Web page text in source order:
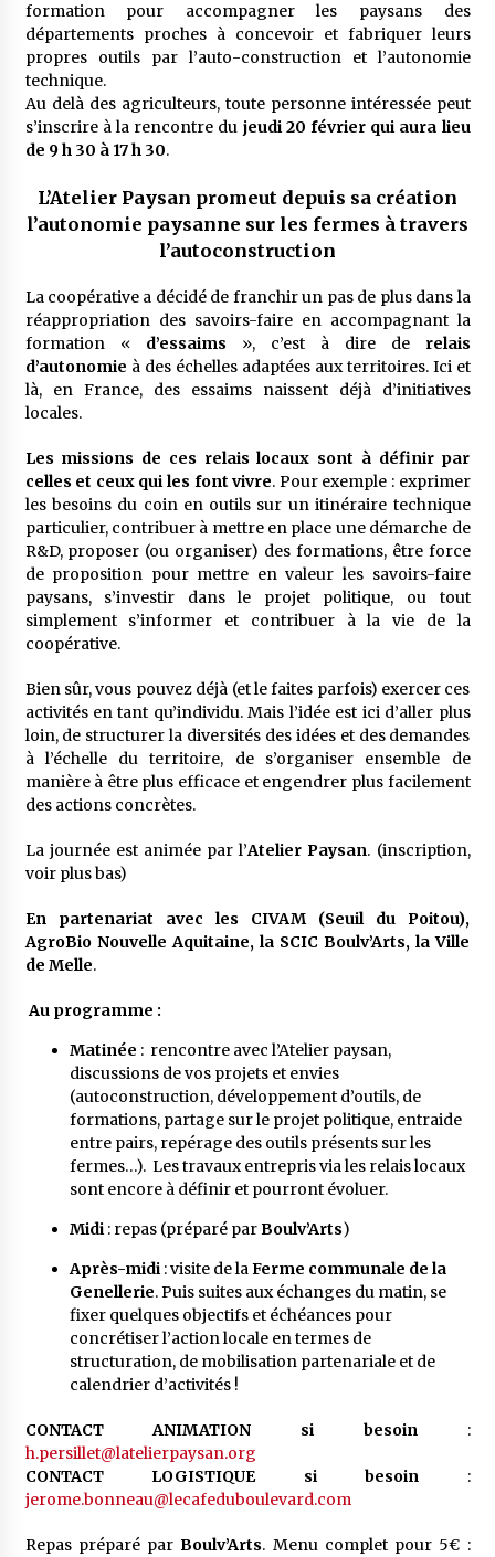
formation pour accompagner les paysans des
départements proches à concevoir et fabriquer leurs
propres outils par l’auto-construction et l’autonomie
technique.
Au delà des agriculteurs, toute personne intéressée peut
s’inscrire à la rencontre du jeudi 20 février qui aura lieu
de 9 h 30 à 17 h 30.
L’Atelier Paysan promeut depuis sa création
l’autonomie paysanne sur les fermes à travers
l’autoconstruction
La coopérative a décidé de franchir un pas de plus dans la
réappropriation des savoirs-faire en accompagnant la
formation « d’essaims », c’est à dire de relais
d’autonomie à des échelles adaptées aux territoires. Ici et
là, en France, des essaims naissent déjà d’initiatives
locales.
Les missions de ces relais locaux sont à définir par
celles et ceux qui les font vivre. Pour exemple : exprimer
les besoins du coin en outils sur un itinéraire technique
particulier, contribuer à mettre en place une démarche de
R&D, proposer (ou organiser) des formations, être force
de proposition pour mettre en valeur les savoirs-faire
paysans, s’investir dans le projet politique, ou tout
simplement s’informer et contribuer à la vie de la
coopérative.
Bien sûr, vous pouvez déjà (et le faites parfois) exercer ces
activités en tant qu’individu. Mais l’idée est ici d’aller plus
loin, de structurer la diversités des idées et des demandes
à l’échelle du territoire, de s’organiser ensemble de
manière à être plus efficace et engendrer plus facilement
des actions concrètes.
La journée est animée par l’Atelier Paysan. (inscription,
voir plus bas)
En partenariat avec les CIVAM (Seuil du Poitou),
AgroBio Nouvelle Aquitaine, la SCIC Boulv’Arts, la Ville
de Melle.
Au programme :
Matinée : rencontre avec l’Atelier paysan,
discussions de vos projets et envies
(autoconstruction, développement d’outils, de
formations, partage sur le projet politique, entraide
entre pairs, repérage des outils présents sur les
fermes…). Les travaux entrepris via les relais locaux
sont encore à définir et pourront évoluer.
Midi: repas (préparé parBoulv’Arts)
Après-midi: visite de laFerme communale de la
Genellerie. Puis suites aux échanges du matin, se
fixer quelques objectifs et échéances pour
concrétiser l’action locale en termes de
structuration, de mobilisation partenariale et de
calendrier d’activités !
CONTACT ANIMATION si besoin:
h.persillet@latelierpaysan.org
CONTACT LOGISTIQUE si besoin :
jerome.bonneau@lecafeduboulevard.com
Repas préparé parBoulv’Arts. Menu complet pour 5€ :